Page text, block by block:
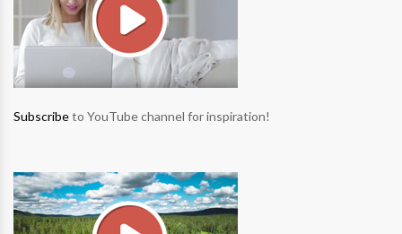
Subscribeto YouTube channel for inspiration!